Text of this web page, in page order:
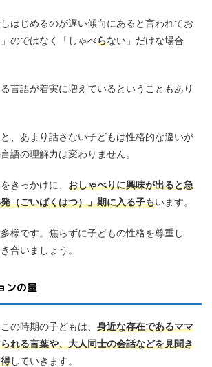
はじめるのが遅い傾向にあると言われてお
のではなく「しゃべらない」だけな場合
言語が着実に増えているということもあり
、あまり話さない子どもは性格的な違いが
語の理解力は変わりません。
きっかけに、 おしゃべりに興味が出ると急
（ごいばくはつ）」期に入る子もいます。
様です。焦らずに子どもの性格を尊重し
合いましょう。
ンの量
の時期の子どもは、 身近な存在であるママ
れる言葉や、大人同士の会話などを見聞き
していきます。